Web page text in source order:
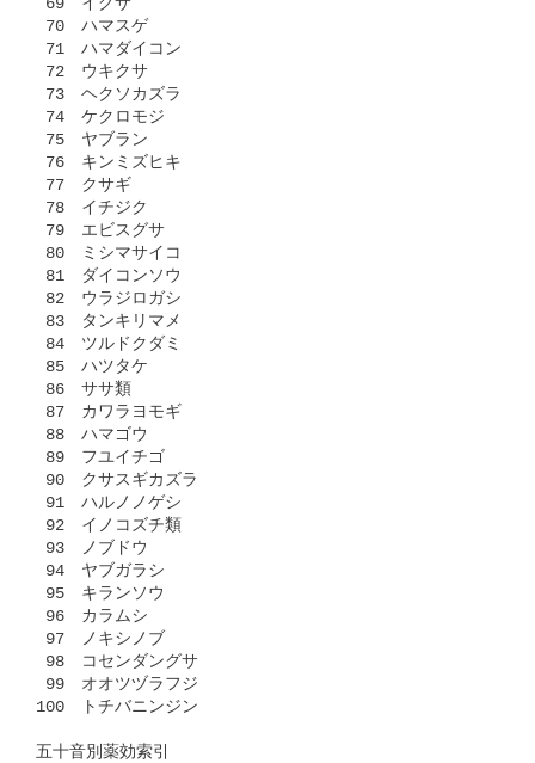
70　ハマスゲ
71　ハマダイコン
72　ウキクサ
73　ヘクソカズラ
74　ケクロモジ
75　ヤブラン
76　キンミズヒキ
77　クサギ
78　イチジク
79　エビスグサ
80　ミシマサイコ
81　ダイコンソウ
82　ウラジロガシ
83　タンキリマメ
84　ツルドクダミ
85　ハツタケ
86　ササ類
87　カワラヨモギ
88　ハマゴウ
89　フユイチゴ
90　クサスギカズラ
91　ハルノノゲシ
92　イノコズチ類
93　ノブドウ
94　ヤブガラシ
95　キランソウ
96　カラムシ
97　ノキシノブ
98　コセンダングサ
99　オオツヅラフジ
100　トチバニンジン
五十音別薬効索引